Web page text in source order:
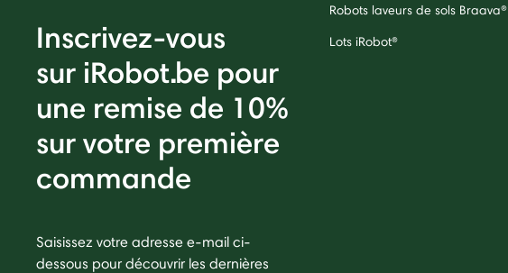
Inscrivez-vous
sur iRobot.be pour
une remise de 10%
sur votre première
commande
Saisissez votre adresse e-mail ci-
dessous pour découvrir les dernières
Robots laveurs de sols Braava®
Lots iRobot®